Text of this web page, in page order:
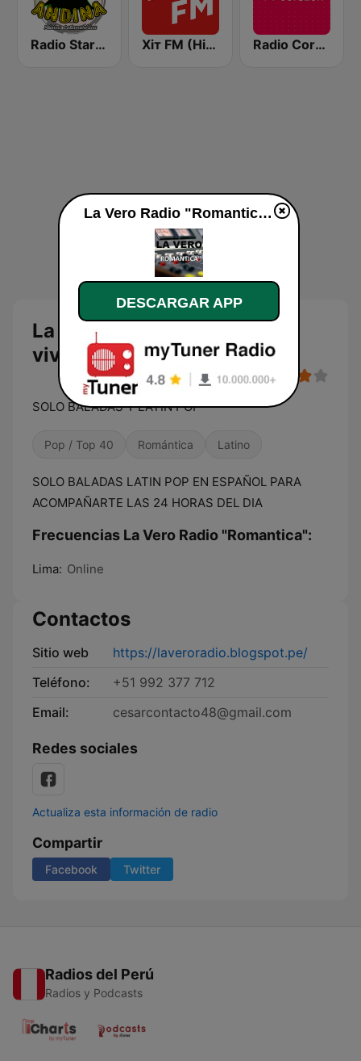
Radio Star Andina Хіт FM (Hit FM) Radio Corazón
La Vero Radio Romántica en
vivo
SOLO BALADAS Y LATIN POP
Pop / Top 40 Romántica Latino
SOLO BALADAS LATIN POP EN ESPAÑOL PARA
ACOMPAÑARTE LAS 24 HORAS DEL DIA
Frecuencias La Vero Radio "Romantica":
Lima: Online
Contactos
Sitio web
https://laveroradio.blogspot.pe/
Teléfono:
+51 992 377 712
Email:
cesarcontacto48@gmail.com
Redes sociales
Actualiza esta información de radio
Compartir
Facebook Twitter
Radios del Perú
Radios y Podcasts
La Vero Radio "Romantica" en vivo
DESCARGAR APP